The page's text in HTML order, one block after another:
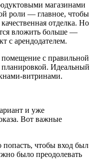
магазинами
роли — главное, чтобы
отделка. Но
вложить больше —
с арендодателем.
с правильной
Идеальный
витринами.
и уже
Вот важные
чтобы вход был
было преодолевать